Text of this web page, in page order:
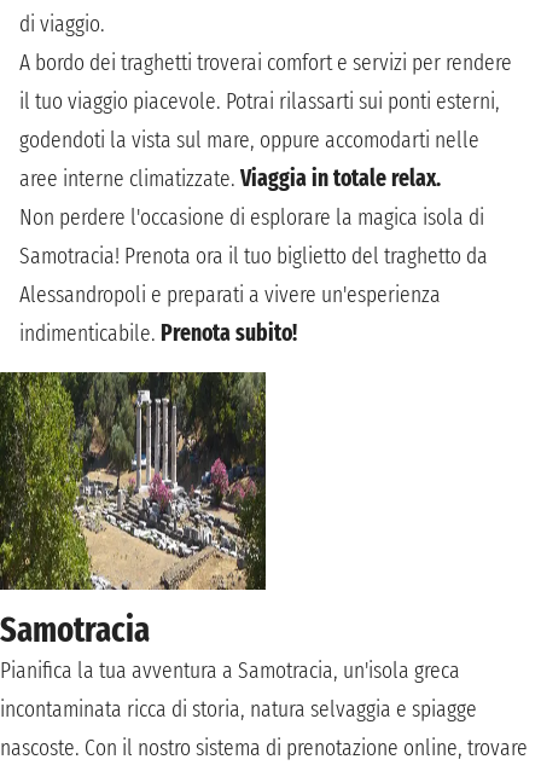
di viaggio.
A bordo dei traghetti troverai comfort e servizi per rendere
il tuo viaggio piacevole. Potrai rilassarti sui ponti esterni,
godendoti la vista sul mare, oppure accomodarti nelle
aree interne climatizzate. Viaggia in totale relax.
Non perdere l'occasione di esplorare la magica isola di
Samotracia! Prenota ora il tuo biglietto del traghetto da
Alessandropoli e preparati a vivere un'esperienza
indimenticabile. Prenota subito!
Samotracia
Pianifica la tua avventura a Samotracia, un'isola greca
incontaminata ricca di storia, natura selvaggia e spiagge
nascoste. Con il nostro sistema di prenotazione online, trovare